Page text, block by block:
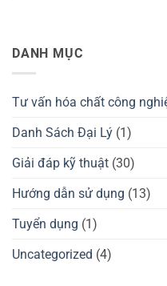
DANH MỤC
Tư vấn hóa chất công
Danh Sách Đại Lý (1)
Giải đáp kỹ thuật (30)
Hướng dẫn sử dụng (13)
Tuyển dụng (1)
Uncategorized (4)